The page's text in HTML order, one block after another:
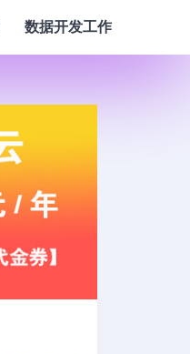
数据开发工作